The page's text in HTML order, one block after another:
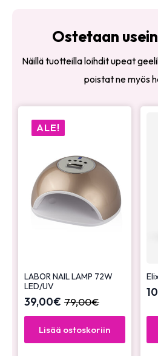
Ostetaan
Näillä tuotteilla loihdit upeat
poistat ne myös
ALE!
LABOR NAIL LAMP 72W
LED/UV
79,00€
39,00€
Lisää ostoskoriin